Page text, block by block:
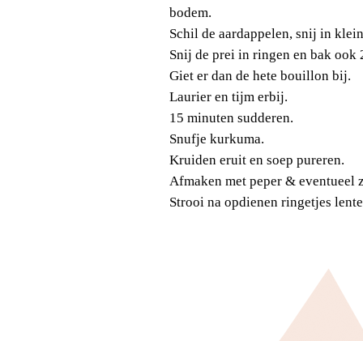
bodem.
Schil de aardappelen, snij in
Snij de prei in ringen en bak ook
Giet er dan de hete bouillon bij.
Laurier en tijm erbij.
15 minuten sudderen.
Snufje kurkuma.
Kruiden eruit en soep pureren.
Afmaken met peper & eventueel
Strooi na opdienen ringetjes